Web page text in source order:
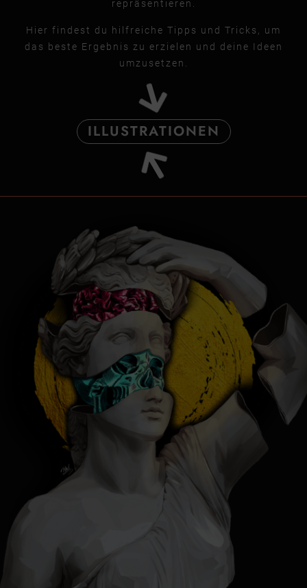
repräsentieren.
Hier findest du hilfreiche Tipps und Tricks, um
das beste Ergebnis zu erzielen und deine Ideen
umzusetzen.
ILLUSTRATIONEN